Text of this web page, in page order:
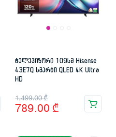
ტელევიზორი 109სმ Hisense
43E7Q სმარტი QLED 4K Ultra
HD
1,499.00₾
Original
price
789.00 ₾
Current
price